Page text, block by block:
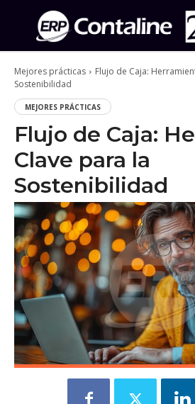
Mejores prácticas
Flujo de Caja:
Sostenibilidad
MEJORES PRÁCTICAS
Flujo de Caja:
Clave para la
Sostenibilidad